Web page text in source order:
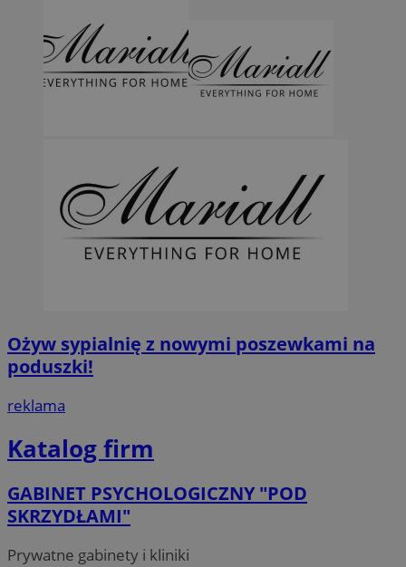
Ożyw sypialnię z nowymi poszewkami na
poduszki!
reklama
Katalog firm
GABINET PSYCHOLOGICZNY "POD
SKRZYDŁAMI"
Prywatne gabinety i kliniki